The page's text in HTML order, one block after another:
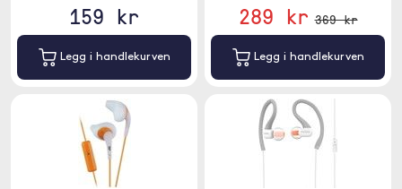
159 kr
Legg i handlekurven
289 kr 369 kr
Legg i handlekurven